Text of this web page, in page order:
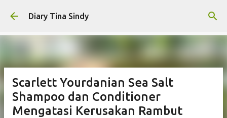
Langsung ke konten utama
Diary Tina Sindy
Scarlett Yourdanian Sea Salt
Shampoo dan Conditioner
Mengatasi Kerusakan Rambut